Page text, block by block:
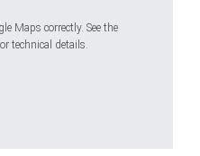
Maps correctly. See the
technical details.